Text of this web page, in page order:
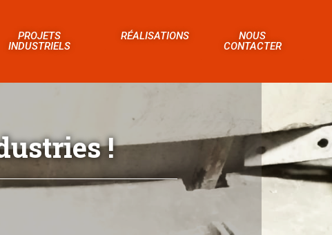
PROJETS
INDUSTRIELS
RÉALISATIONS
NOUS
CONTACTER
!